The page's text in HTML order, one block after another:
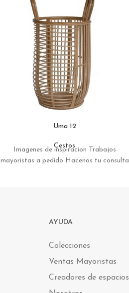
Uma 12
Cestos
Imagenes de inspiracion Trabajos
mayoristas a pedido Hacenos tu consulta
AYUDA
Colecciones
Ventas Mayoristas
Creadores de espacios